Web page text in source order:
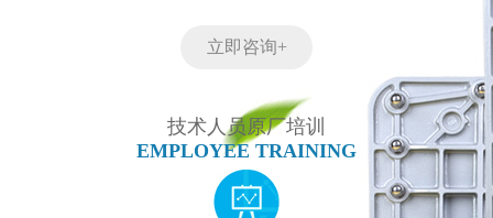
立即咨询+
技术人员原厂培训
EMPLOYEE TRAINING